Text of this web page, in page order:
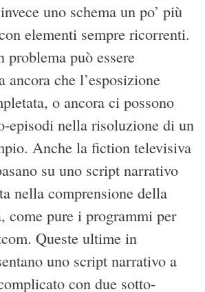
uno schema un po’ più
elementi sempre ricorrenti.
problema può essere
ancora che l’esposizione
o ancora ci possono
episodi nella risoluzione di un
Anche la fiction televisiva
su uno script narrativo
nella comprensione della
come pure i programmi per
Queste ultime in
uno script narrativo a
con due sotto-